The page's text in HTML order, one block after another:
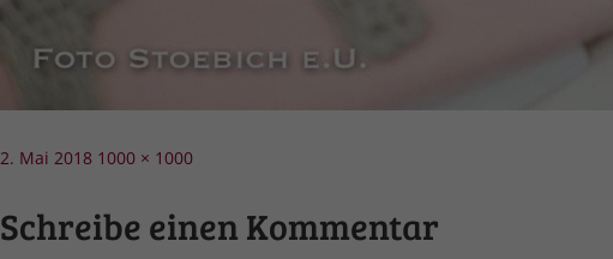
Veröffentlicht
2. Mai 2018 Volle
1000 × 1000
Schreibe einen Kommentar